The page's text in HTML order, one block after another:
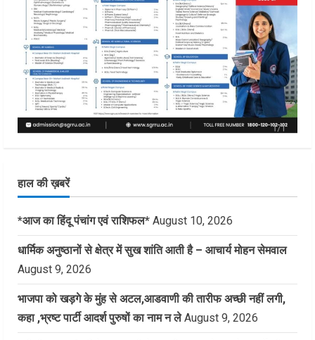
हाल की ख़बरें
*आज का हिंदू पंचांग एवं राशिफल* August 10, 2026
धार्मिक अनुष्ठानों से क्षेत्र में सुख शांति आती है – आचार्य मोहन सेमवाल
August 9, 2026
भाजपा को खड़गे के मुंह से अटल,आडवाणी की तारीफ अच्छी नहीं लगी,
कहा ,भ्रष्ट पार्टी आदर्श पुरुषों का नाम न ले August 9, 2026